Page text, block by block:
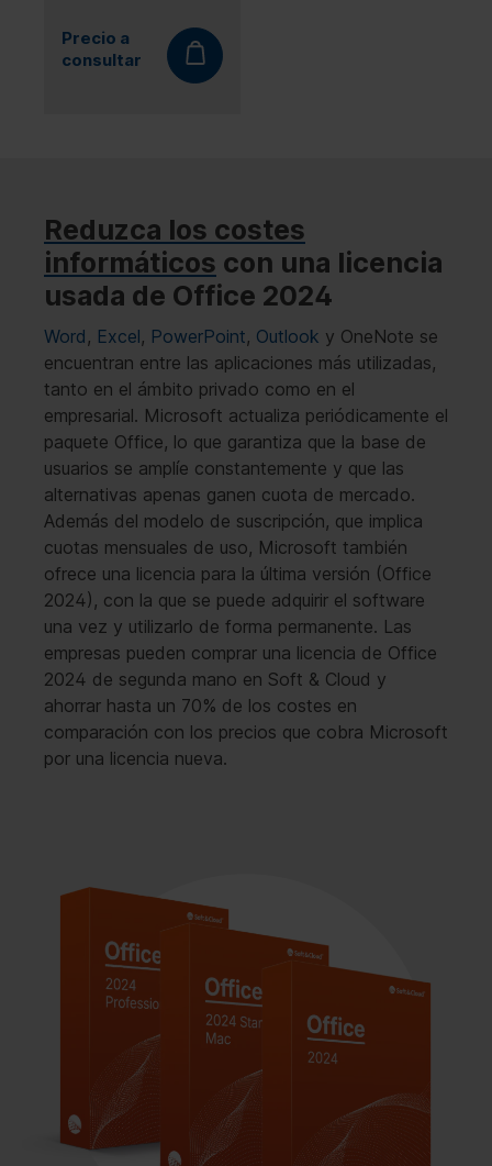
Precio a
consultar
Reduzca los costes
informáticos con una licencia
usada de Office 2024
Word , Excel, PowerPoint, Outlook y OneNote se
encuentran entre las aplicaciones más utilizadas,
tanto en el ámbito privado como en el
empresarial. Microsoft actualiza periódicamente el
paquete Office, lo que garantiza que la base de
usuarios se amplíe constantemente y que las
alternativas apenas ganen cuota de mercado.
Además del modelo de suscripción, que implica
cuotas mensuales de uso, Microsoft también
ofrece una licencia para la última versión (Office
2024), con la que se puede adquirir el software
una vez y utilizarlo de forma permanente. Las
empresas pueden comprar una licencia de Office
2024 de segunda mano en Soft & Cloud y
ahorrar hasta un 70% de los costes en
comparación con los precios que cobra Microsoft
por una licencia nueva.